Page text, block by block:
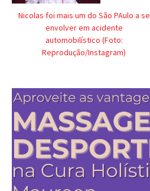
Nicolas foi mais um do São PAulo a se
envolver em acidente
automobilístico (Foto:
Reprodução/Instagram)